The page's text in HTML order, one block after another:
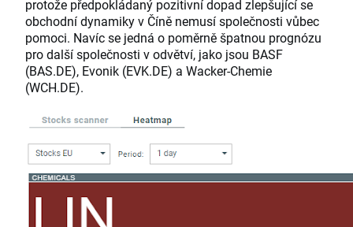
protože předpokládaný pozitivní dopad zlepšující se
obchodní dynamiky v Číně nemusí společnosti vůbec
pomoci. Navíc se jedná o poměrně špatnou prognózu
pro další společnosti v odvětví, jako jsou BASF
(BAS.DE), Evonik (EVK.DE) a Wacker-Chemie
(WCH.DE).